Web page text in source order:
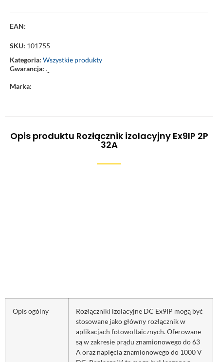
EAN:
SKU: 101755
Kategoria: Wszystkie produkty
Gwarancja: ‘-
Marka:
Opis produktu Rozłącznik izolacyjny Ex9IP 2P
32A
Opis ogólny
Rozłączniki izolacyjne DC Ex9IP mogą być
stosowane jako główny rozłącznik w
aplikacjach fotowoltaicznych. Oferowane
są w zakresie prądu znamionowego do 63
A oraz napięcia znamionowego do 1000 V